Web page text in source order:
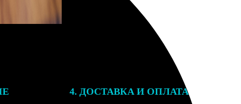
4. ДОСТАВКА И ОПЛАТА